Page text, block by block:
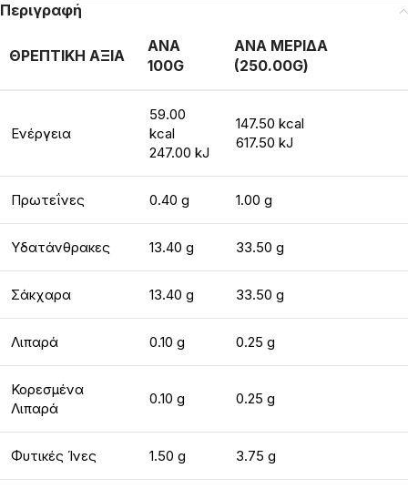
Περιγραφή
ΘΡΕΠΤΙΚΗ ΑΞΙΑ
ΑΝΑ
100G
ΑΝΑ ΜΕΡΙΔΑ
(250.00G)
Ενέργεια
59.00
kcal
247.00 kJ
147.50 kcal
617.50 kJ
Πρωτεΐνες 0.40 g 1.00 g
Υδατάνθρακες 13.40 g 33.50 g
Σάκχαρα 13.40 g 33.50 g
Λιπαρά 0.10 g 0.25 g
Κορεσμένα
Λιπαρά
0.10 g 0.25 g
Φυτικές Ίνες 1.50 g 3.75 g